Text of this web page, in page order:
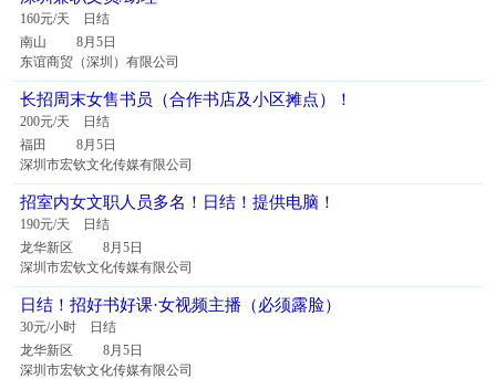
160元/天 日结
南山 8月5日
东谊商贸（深圳）有限公司
长招周末女售书员（合作书店及小区摊点）！
200元/天 日结
福田 8月5日
深圳市宏钦文化传媒有限公司
招室内女文职人员多名！日结！提供电脑！
190元/天 日结
龙华新区 8月5日
深圳市宏钦文化传媒有限公司
日结！招好书好课·女视频主播（必须露脸）
30元/小时 日结
龙华新区 8月5日
深圳市宏钦文化传媒有限公司